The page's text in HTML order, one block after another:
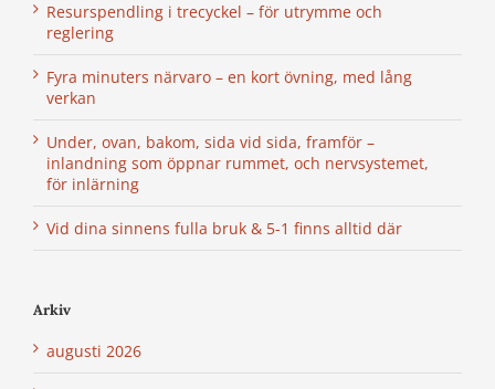
Resurspendling i trecyckel – för utrymme och
reglering
Fyra minuters närvaro – en kort övning, med lång
verkan
Under, ovan, bakom, sida vid sida, framför –
inlandning som öppnar rummet, och nervsystemet,
för inlärning
Vid dina sinnens fulla bruk & 5-1 finns alltid där
Arkiv
augusti 2026